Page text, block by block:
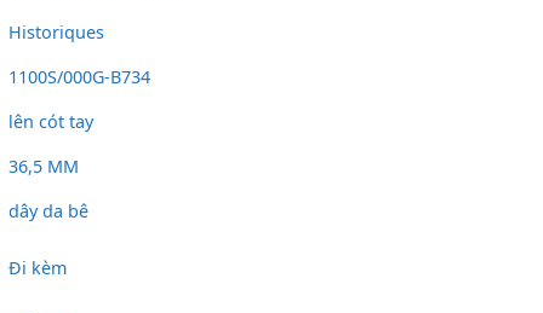
Historiques
1100S/000G-B734
lên cót tay
36,5 MM
dây da bê
Đi kèm